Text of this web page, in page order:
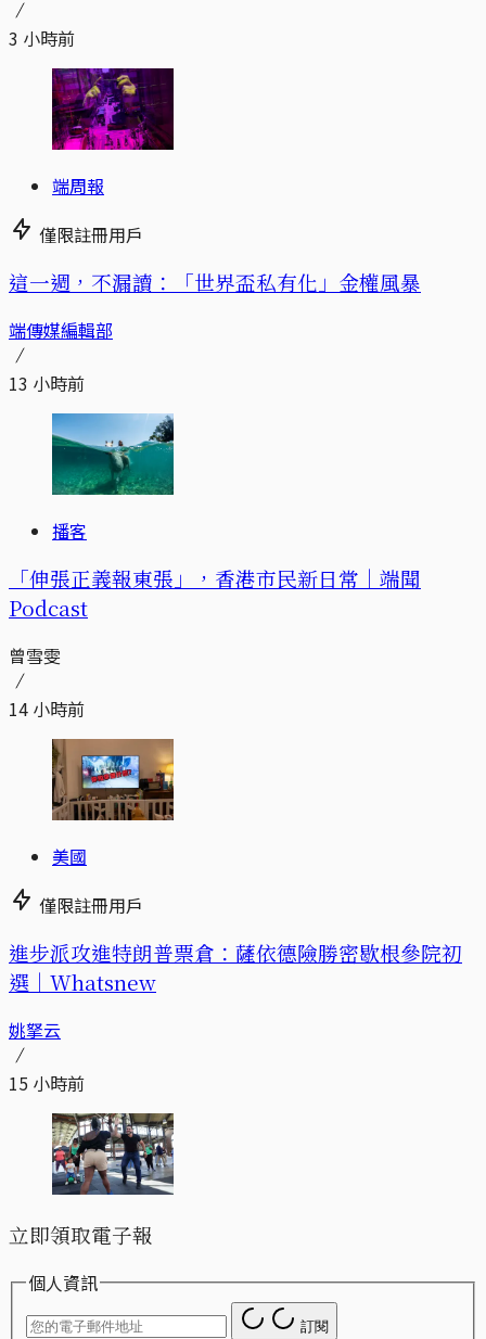
3 小時前
端周報
僅限註冊用戶
這一週，不漏讀：「世界盃私有化」金權風暴
端傳媒編輯部
13 小時前
播客
「伸張正義報東張」，香港市民新日常｜端聞
Podcast
曾雪雯
14 小時前
美國
僅限註冊用戶
進步派攻進特朗普票倉：薩依德險勝密歇根參院初
選｜Whatsnew
姚拏云
15 小時前
立即領取電子報
個人資訊
訂閱